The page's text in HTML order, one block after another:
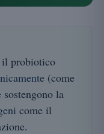
il probiotico
(come
sostengono la
come il